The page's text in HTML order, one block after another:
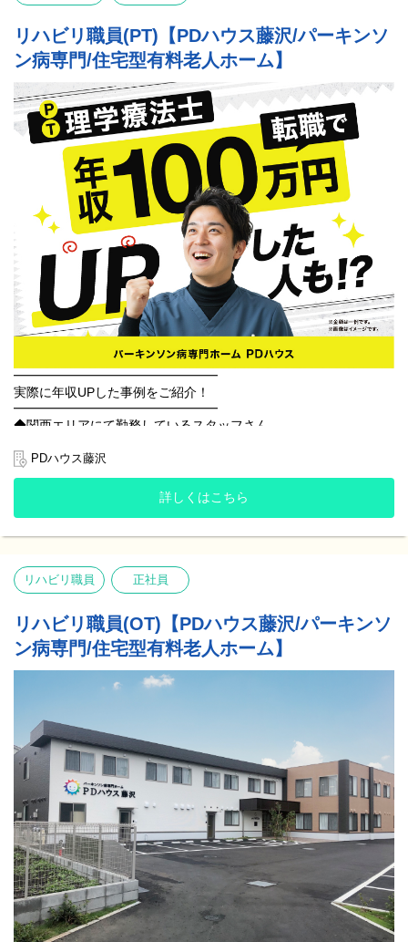
～スタッフが語る施設の自慢～
施設で生活をされているご入居者様には少しでも楽しい時間を過
ごしていただけるように、様々な工夫をしております。
女子会やガーデニングチームがあり、自分たちの好きな趣味や生
活リズムを色々出来る範囲で叶えられるよう、スタッフ一同努力
しております。
また、施設の外の敷地が広く開放感があるので、ご入居者様は散
歩に出ておられます。
廊下も広く作られており、廊下を利用したリハビリも提供しやす
い環境です。
～ご入居者様とのエピソード～
ターミナル期の方で自宅へ戻られることを希望されていた方がい
ました。
スタッフもご希望を叶えて差し上げたいという思いで介護スタッ
フ、看護スタッフとご自宅までついていき、数時間過ごしていた
だきました。
ご本人様も、ご家族様も、思いがあふれ号泣されていました。
個別のケアでご家族様とも深い関りを持たせていただいていたか
らこそ、私たちも心を込めてケアに当たることができたと感じて
おります。
～これから仲間になる方へメッセージ～
ります！！
最初はパーキンソン病についての知識が少なくても、チームみん
なでサポートする体制が整っていますので安心してください。
リハビリ職員(PT)【PDハウス藤沢/パーキンソ
ン病専門/住宅型有料老人ホーム】
━━━━━━━━━━━━━━━━
実際に年収UPした事例をご紹介！
━━━━━━━━━━━━━━━━
◆関西エリアにて勤務しているスタッフさん
◆関東エリアにて勤務しているスタッフさん
前職年収330万円前後→PDハウスにて年収480万円前後にUP！
※PDハウスの年収は各種手当(家族手当・交通費・資格手当など)
他、賞与などを含むため個人によって変動いたします。
━━━━━━━━━━━━
PDハウスが生まれた経緯
介護施設の運営を通じて、パーキンソン病患者の病状が悪化する
ことに課題意識を持ち、1つの病気に特化した施設が必要ではない
かとのリハビリスタッフの声からPDハウスが誕生しました。
「リハビリをする機会を増やして欲しい」
ご入居者様の声に寄り添い、未来に向けた願いと想いを実現して
いくための施設です。
私たちにしかできない挑戦をこれからも続けていきます。
━━━━━━━━
PDハウスの特徴
━━━━━━━━
専門知識を持つスタッフが、ご入居者様お一人お一人に合わせた
専門的な医療とリハビリ、看護、介護を提供しています！
●社内資格制度や研修制度、専門医監修による“PDハウスリハビリ
メソッド”の活用など、スタッフの「専門力向上」「知識向上」に
努めています。
PDハウス藤沢
詳しくはこちら
リハビリ職員 正社員
リハビリ職員(OT)【PDハウス藤沢/パーキンソ
ン病専門/住宅型有料老人ホーム】